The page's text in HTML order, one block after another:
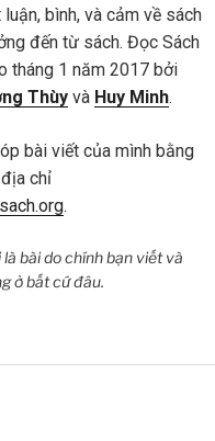
bình, và cảm về sách
đến từ sách. Đọc Sách
tháng 1 năm 2017 bởi
Thùyvà Huy Minh.
bài viết của mình bằng
chỉ
.
là bài do chính bạn viết và
ở bất cứ đâu.